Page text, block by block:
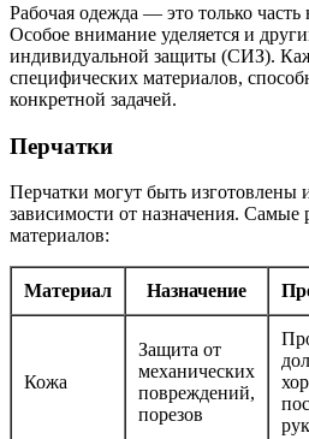
Рабочая одежда — это только
Особое внимание уделяется и
индивидуальной защиты (СИЗ).
специфических материалов,
конкретной задачей.
Перчатки
Перчатки могут быть изготовлены
зависимости от назначения.
материалов:
Материал Назначение
Кожа
Защита от
механических
повреждений,
порезов